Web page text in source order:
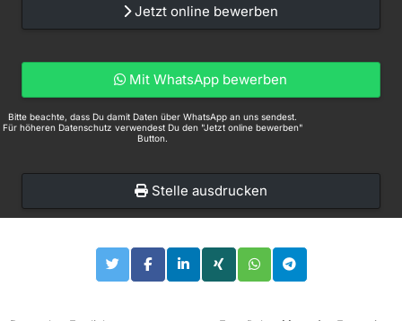
Jetzt online bewerben
Mit WhatsApp bewerben
Bitte beachte, dass Du damit Daten über WhatsApp an uns sendest.
Für höheren Datenschutz verwendest Du den "Jetzt online bewerben"
Button.
Stelle ausdrucken